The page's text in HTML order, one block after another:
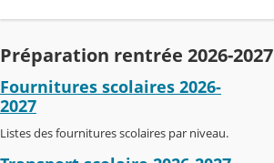
Préparation rentrée 2026-2027
Fournitures scolaires 2026-
2027
Listes des fournitures scolaires par niveau.